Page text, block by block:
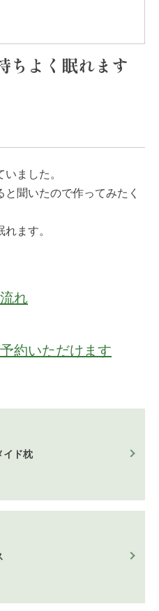
ちよく眠れます
ました。
聞いたので作ってみたく
ます。
れ
約いただけます
イド枕